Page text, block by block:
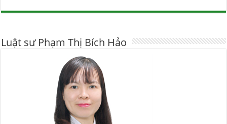
Luật sư Phạm Thị Bích Hảo